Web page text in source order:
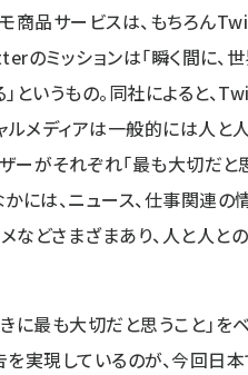
商品サービスは、もちろん
のミッションは「瞬く間に、
というもの。同社によると、
ルメディアは一般的には人
がそれぞれ「最も大切だと
には、ニュース、仕事関連の
メなどさまざまあり、人と人
に最も大切だと思うこと」
を実現しているのが、今回日